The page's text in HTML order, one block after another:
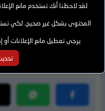
الأقسام الدوري
لقد لاحظنا أنك تستخدم مانع
المحتوى بشكل غير صحيح. لكي
يرجى تعطيل مانع الإعلانات أو